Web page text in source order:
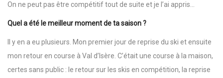
On ne peut pas être compétitif tout de suite et je l’ai appris…
Quel a été le meilleur moment de ta saison ?
Il y en a eu plusieurs. Mon premier jour de reprise du ski et ensuite
mon retour en course à Val d’Isère. C’était une course à la maison,
certes sans public : le retour sur les skis en compétition, la reprise